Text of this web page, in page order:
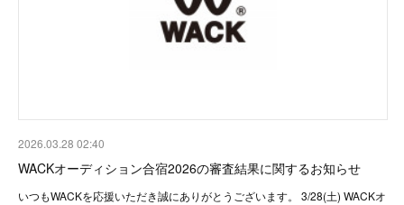
2026.03.28 02:40
WACKオーディション合宿2026の審査結果に関するお知らせ
いつもWACKを応援いただき誠にありがとうございます。 3/28(土) WACKオ